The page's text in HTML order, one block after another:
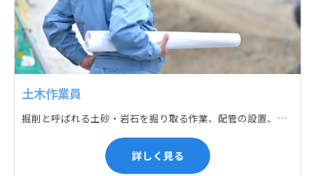
土木作業員
掘削と呼ばれる土砂・岩石を掘り取る作業、配管の設置、埋戻しの順に手作業と機械作業の併用をして行います。また、作業に使用する管材料の運搬作業も、機械と手作業にて行っています。
詳しく見る